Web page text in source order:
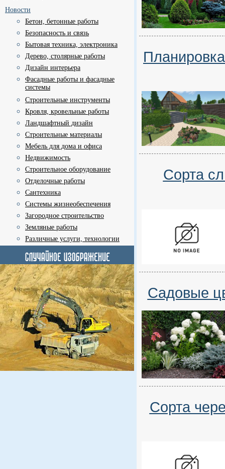
Новости
Бетон, бетонные работы
Безопасность и связь
Бытовая техника, электроника
Дерево, столярные работы
Дизайн интерьера
Фасадные работы и фасадные
системы
Строительные инструменты
Кровля, кровельные работы
Ландшафтный дизайн
Строительные материалы
Мебель для дома и офиса
Недвижимость
Строительное оборудование
Отделочные работы
Сантехника
Системы жизнеобеспечения
Загородное строительство
Земляные работы
Различные услуги, технологии
Сорта
Садовые
Сорта